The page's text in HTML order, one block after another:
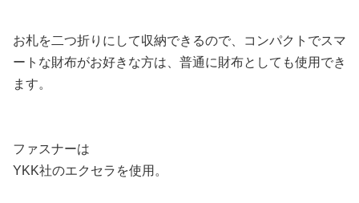
お札を二つ折りにして収納できるので、コンパクトでスマ
ートな財布がお好きな方は、普通に財布としても使用でき
ます。
ファスナーは
YKK社のエクセラを使用。